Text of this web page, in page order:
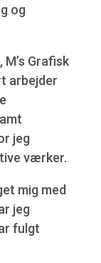
og
Grafisk
arbejder
jeg
værker.
mig med
jeg
fulgt